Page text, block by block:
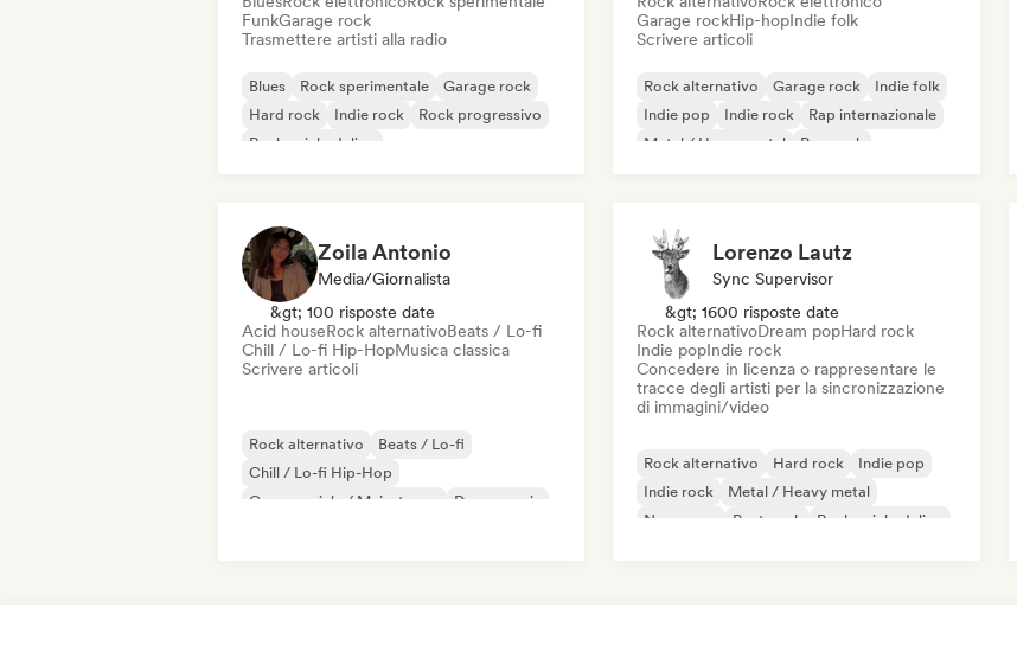
FunkGarage rock
Trasmettere artisti alla radio
Blues Rock sperimentale
Garage rock
Hard rock
Indie rock
Rock progressivo
Rock psichedelico
Garage rockHip-hopIndie folk
Scrivere articoli
Rock alternativo Garage rock
Indie folk
Indie pop
Indie rock
Rap internazionale
Metal / Heavy metal
Pop rock
Zoila Antonio
Media/Giornalista
&gt; 100 risposte date
Acid houseRock alternativoBeats / Lo-fi
Chill / Lo-fi Hip-HopMusica classica
Scrivere articoli
Rock alternativo
Beats / Lo-fi
Chill / Lo-fi Hip-Hop
Commerciale / Mainstream
Dance music
Lorenzo Lautz
Sync Supervisor
&gt; 1600 risposte date
Rock alternativoDream popHard rock
Indie popIndie rock
Concedere in licenza o rappresentare le
tracce degli artisti per la sincronizzazione
di immagini/video
Rock alternativo Hard rock
Indie pop
Indie rock
Metal / Heavy metal
New wave
Post punk Rock psichedelico